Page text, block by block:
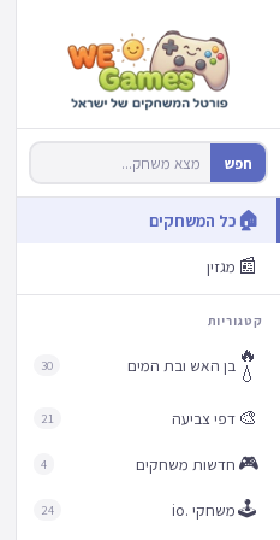
חפש
🏠 כל המשחקים
📰 מגזין
קטגוריות
🔥
💧 בן האש ובת המים 30
🎨 דפי צביעה 21
🎮 חדשות משחקים 4
🕹️משחקי .io 24